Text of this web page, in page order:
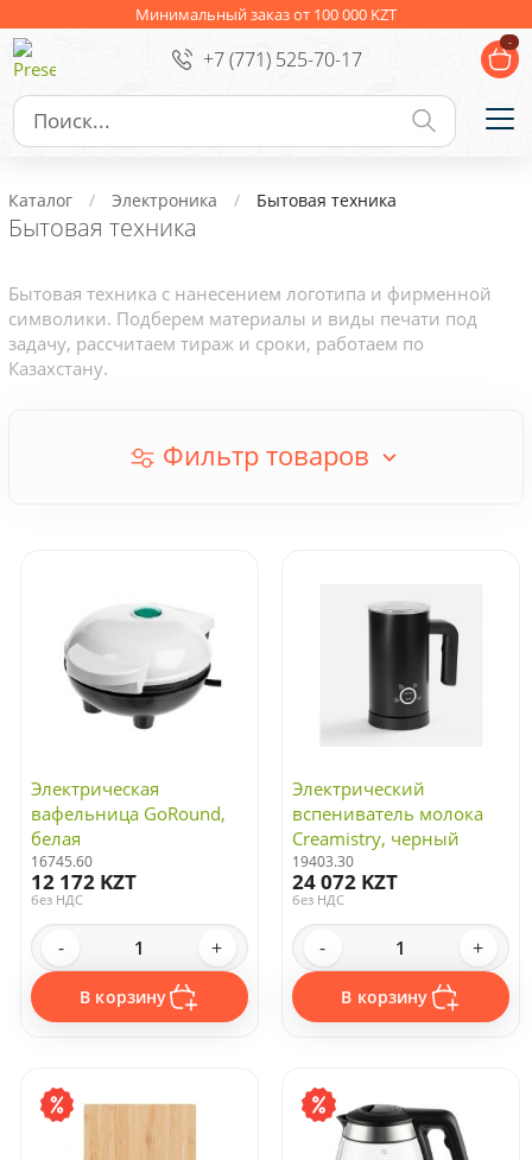
Минимальный заказ от 100 000 KZT
+7 (771) 525-70-17
-
Ежедневники Новогодние подарки
Сувениры к праздникам Упаковка
Личные аксессуары
Деловые подарки
Каталог Электроника Бытовая техника
Бытовая техника
Бытовая техника с нанесением логотипа и фирменной
символики. Подберем материалы и виды печати под
задачу, рассчитаем тираж и сроки, работаем по
Казахстану.
Фильтр товаров
Электроника
Зарядные устройства и адаптеры
Компьютерные и мобильные аксессуары
Универсальные аккумуляторы
Флешки
Фонари
Колонки
Часы
Камеры
Бытовая техника
Смарт-часы
Умные гаджеты
Сортировать:
по дате появления
по цене
Распродажа
Электрическая
вафельница GoRound,
белая
16745.60
12 172 KZT
без НДС
- +
В корзину
Электрический
вспениватель молока
Creamistry, черный
19403.30
24 072 KZT
без НДС
- +
В корзину